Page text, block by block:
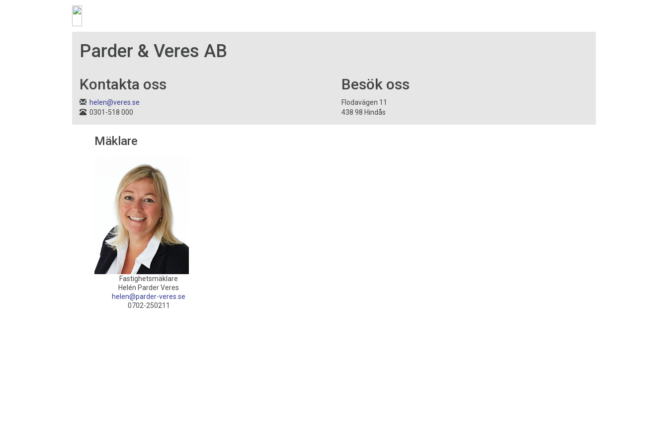
Parder & Veres AB
Kontakta oss
helen@veres.se
0301-518 000
Besök oss
Flodavägen 11
438 98 Hindås
Mäklare
Fastighetsmäklare
Helén Parder Veres
helen@parder-veres.se
0702-250211